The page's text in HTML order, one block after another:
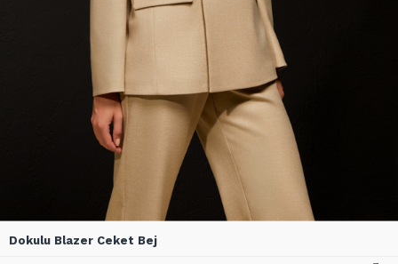
Dokulu Blazer Ceket Bej